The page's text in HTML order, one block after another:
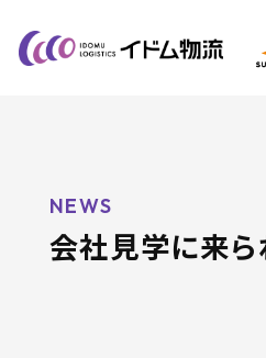
BRAND
NEWS
会社見学に来ら